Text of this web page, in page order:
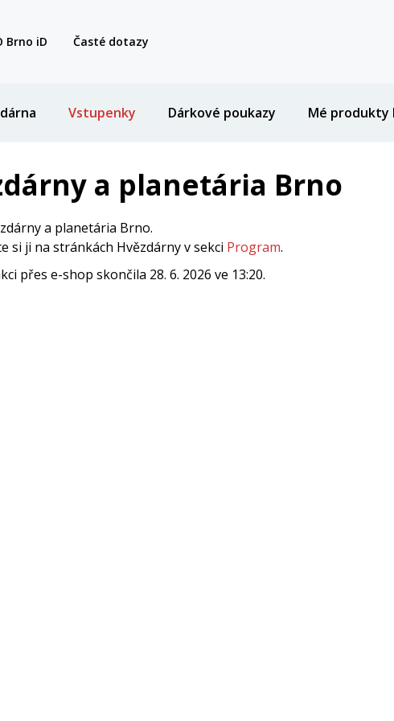
Brno iD Časté dotazy
Vstupenky Dárkové poukazy Mé produkty
a planetária Brno
a planetária Brno.
si ji na stránkách Hvězdárny v sekci Program.
přes e-shop skončila 28. 6. 2026 ve 13:20.